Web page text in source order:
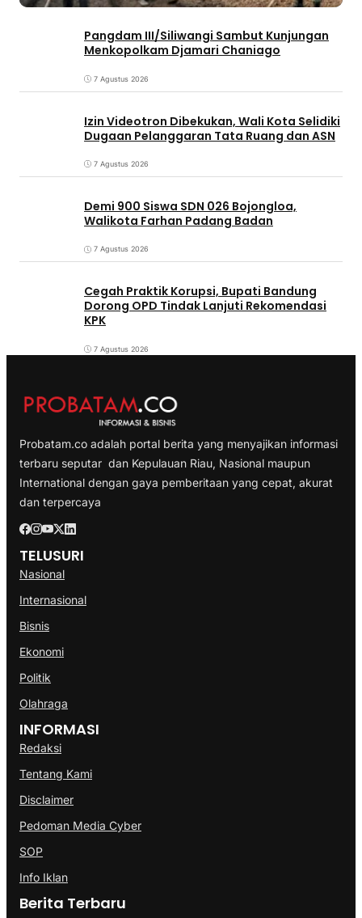
Pangdam III/Siliwangi Sambut Kunjungan
Menkopolkam Djamari Chaniago
7 Agustus 2026
Izin Videotron Dibekukan, Wali Kota Selidiki
Dugaan Pelanggaran Tata Ruang dan ASN
7 Agustus 2026
Demi 900 Siswa SDN 026 Bojongloa,
Walikota Farhan Padang Badan
7 Agustus 2026
Cegah Praktik Korupsi, Bupati Bandung
Dorong OPD Tindak Lanjuti Rekomendasi
KPK
7 Agustus 2026
Probatam.co adalah portal berita yang menyajikan informasi
terbaru seputar dan Kepulauan Riau, Nasional maupun
International dengan gaya pemberitaan yang cepat, akurat
dan terpercaya
TELUSURI
Nasional
Internasional
Bisnis
Ekonomi
Politik
Olahraga
INFORMASI
Redaksi
Tentang Kami
Disclaimer
Pedoman Media Cyber
SOP
Info Iklan
Berita Terbaru